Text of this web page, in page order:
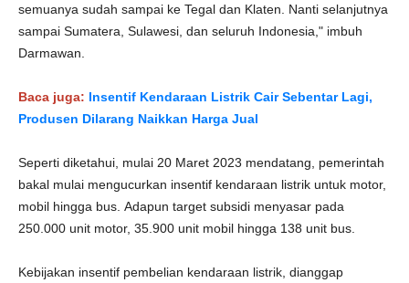
semuanya sudah sampai ke Tegal dan Klaten. Nanti selanjutnya
sampai Sumatera, Sulawesi, dan seluruh Indonesia," imbuh
Darmawan.
Baca juga: Insentif Kendaraan Listrik Cair Sebentar Lagi,
Produsen Dilarang Naikkan Harga Jual
Seperti diketahui, mulai 20 Maret 2023 mendatang, pemerintah
bakal mulai mengucurkan insentif kendaraan listrik untuk motor,
mobil hingga bus. Adapun target subsidi menyasar pada
250.000 unit motor, 35.900 unit mobil hingga 138 unit bus.
Kebijakan insentif pembelian kendaraan listrik, dianggap